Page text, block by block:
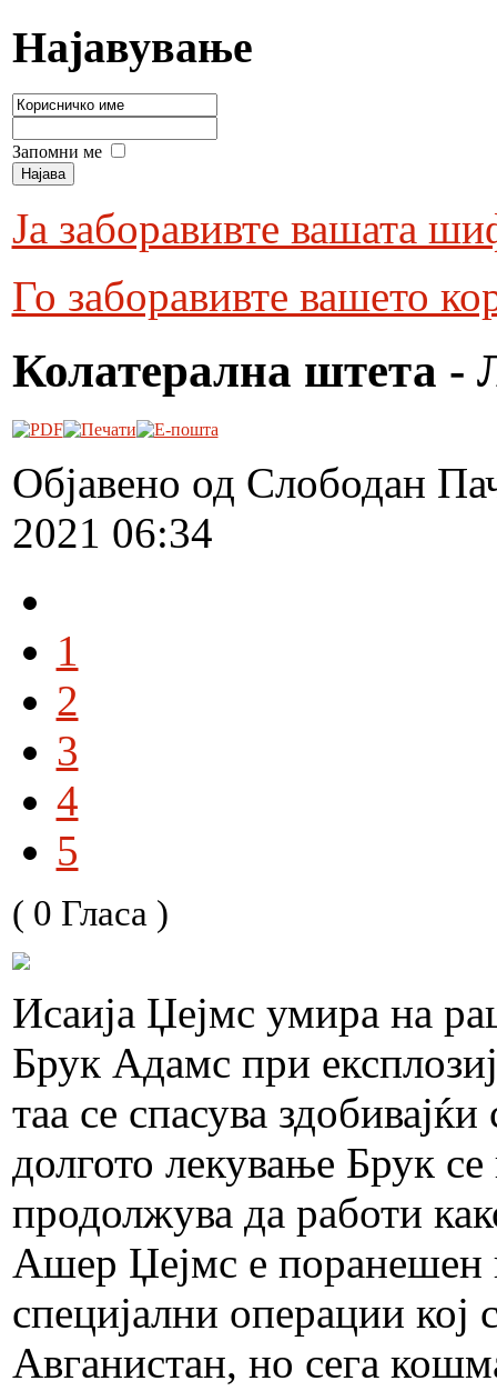
Најавување
Запомни ме
Ја заборавивте вашата
Го заборавивте вашето
Колатерална штета -
Објавено од Слободан
2021 06:34
1
2
3
4
5
( 0 Гласа )
Исаија Џејмс умира на
Брук Адамс при
таа се спасува
долгото лекување Брук се
продолжува да работи
Ашер Џејмс е поранешен
специјални операции кој
Авганистан, но сега